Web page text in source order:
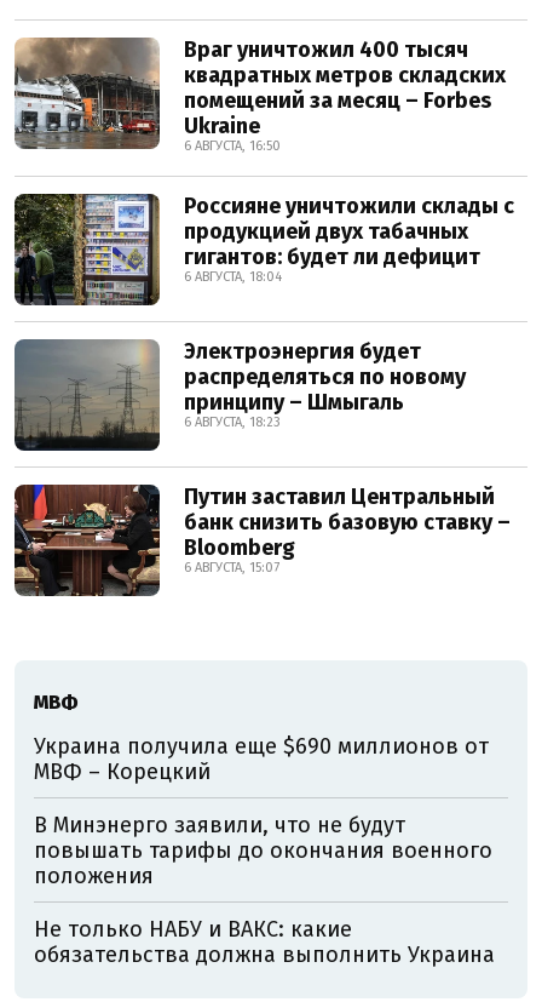
Враг уничтожил 400 тысяч
квадратных метров складских
помещений за месяц – Forbes
Ukraine
6 АВГУСТА, 16:50
Россияне уничтожили склады с
продукцией двух табачных
гигантов: будет ли дефицит
6 АВГУСТА, 18:04
Электроэнергия будет
распределяться по новому
принципу – Шмыгаль
6 АВГУСТА, 18:23
Путин заставил Центральный
банк снизить базовую ставку –
Bloomberg
6 АВГУСТА, 15:07
МВФ
Украина получила еще $690 миллионов от
МВФ – Корецкий
В Минэнерго заявили, что не будут
повышать тарифы до окончания военного
положения
Не только НАБУ и ВАКС: какие
обязательства должна выполнить Украина